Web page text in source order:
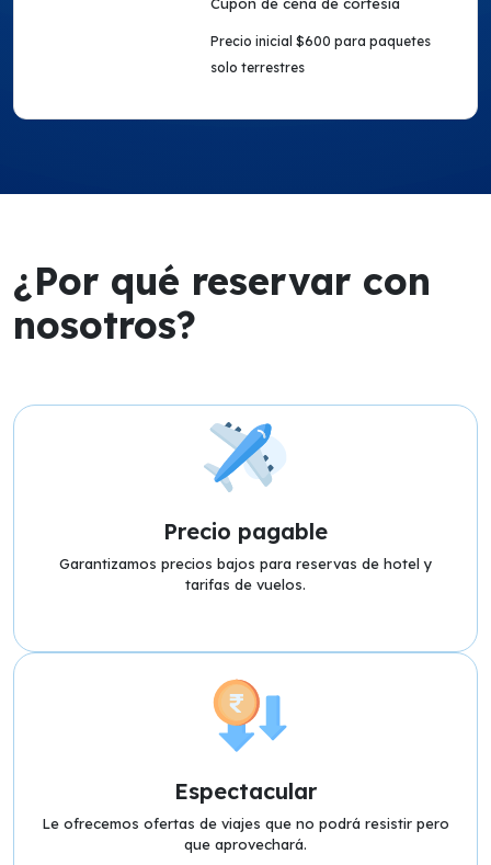
Precio inicial $600 para paquetes
solo terrestres
¿Por qué reservar con
nosotros?
Precio pagable
Garantizamos precios bajos para reservas de hotel y
tarifas de vuelos.
Espectacular
Le ofrecemos ofertas de viajes que no podrá resistir pero
que aprovechará.